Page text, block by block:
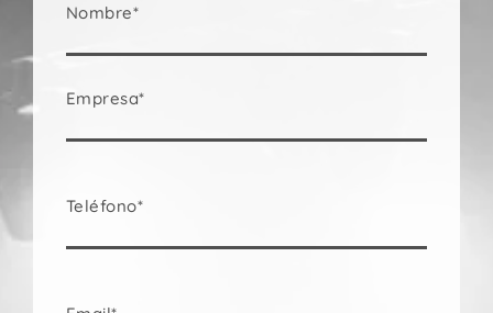
Nombre*
Empresa*
Teléfono*